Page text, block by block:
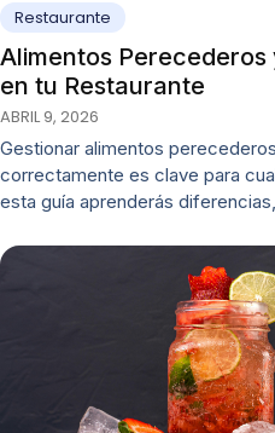
Restaurante
Alimentos
en tu Restaurante
ABRIL 9, 2026
Gestionar alimentos
correctamente es clave para
esta guía aprenderás